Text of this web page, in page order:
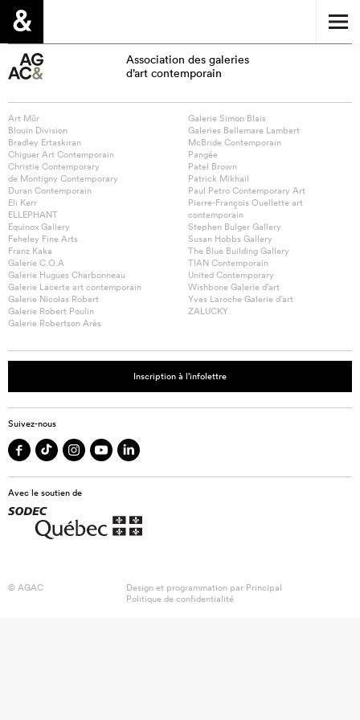
Association des galeries
d’art contemporain
Art Mûr
Blouin Division
Bradley Ertaskiran
Chiguer Art Contemporain
Christie Contemporary
de Montigny Contemporary
Duran Contemporain
Eli Kerr
ELLEPHANT
Equinox Gallery
Feheley Fine Arts
Franz Kaka
Galerie C.O.A
Galerie Hugues Charbonneau
Galerie Lacerte art contemporain
Galerie Nicolas Robert
Galerie Robert Poulin
Galerie Robertson Arès
Galerie Simon Blais
Galeries Bellemare Lambert
McBride Contemporain
Pangée
Patel Brown
Patrick Mikhail
Paul Petro Contemporary Art
Pierre-François Ouellette art
contemporain
Stephen Bulger Gallery
Susan Hobbs Gallery
The Blue Building Gallery
TIAN Contemporain
United Contemporary
Wishbone Galerie d’art
Yves Laroche Galerie d’art
ZALUCKY
Inscription à l’infolettre
Suivez-nous
Avec le soutien de
© AGAC Design et programmation par Principal
Politique de confidentialité